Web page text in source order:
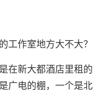
工作室地方大不大？
在新大都酒店里租的
广电的棚，一个是北